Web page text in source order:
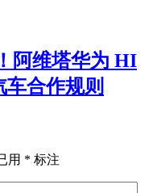
阿维塔华为 HI
合作规则
用 * 标注